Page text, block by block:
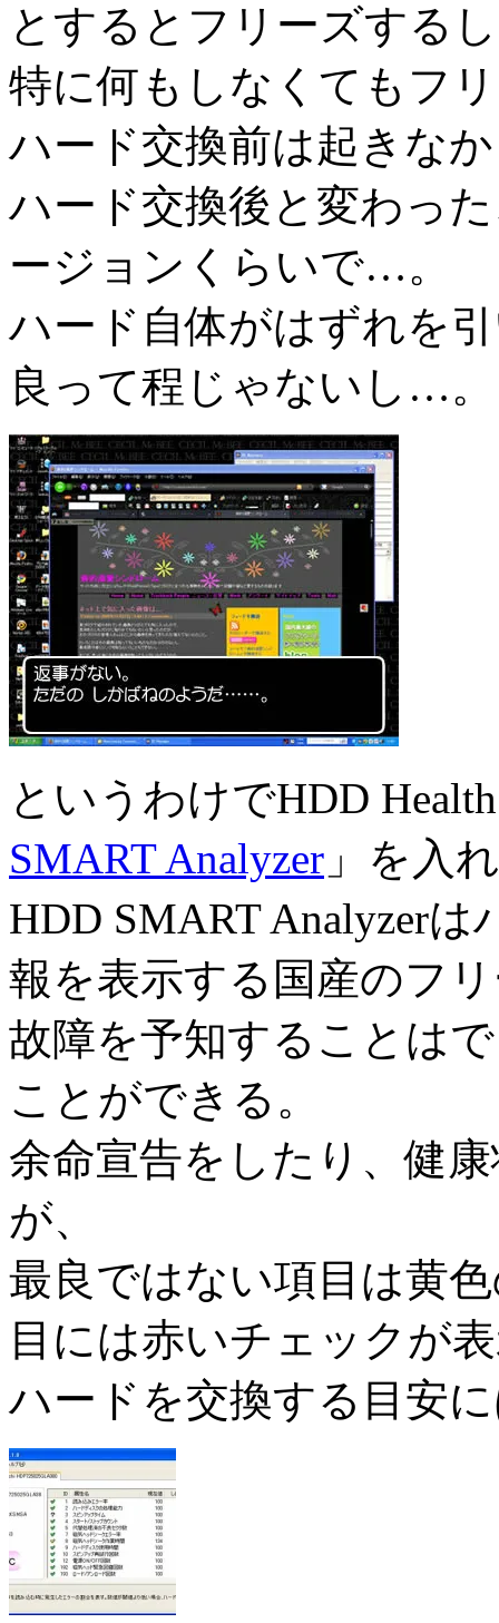
とするとフリーズする
特に何もしなくてもフ
ハード交換前は起きな
ハード交換後と変わっ
ージョンくらいで…。
ハード自体がはずれを
良って程じゃないし…。
というわけでHDD
SMART Analyzer 」を入
HDD SMART Analyzer
報を表示する国産のフ
故障を予知することは
ことができる。
余命宣告をしたり、健
が、
最良ではない項目は黄
目には赤いチェックが
ハードを交換する目安